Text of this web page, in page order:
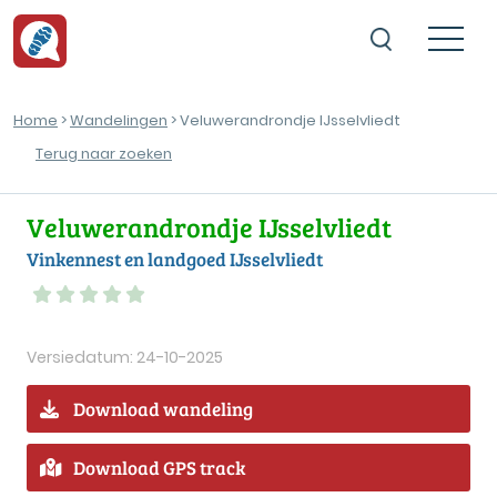
Home >Wandelingen > Veluwerandrondje IJsselvliedt
Terug naar zoeken
Veluwerandrondje IJsselvliedt
Vinkennest en landgoed IJsselvliedt
Versiedatum: 24-10-2025
Download wandeling
Download GPS track